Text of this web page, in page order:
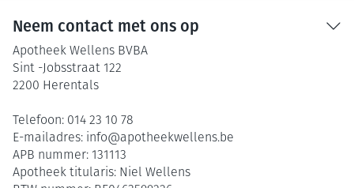
Neem contact met ons op
Apotheek Wellens BVBA
Sint -Jobsstraat 122
2200 Herentals
Telefoon: 014 23 10 78
E-mailadres: info@apotheekwellens.be
APB nummer: 131113
Apotheek titularis: Niel Wellens